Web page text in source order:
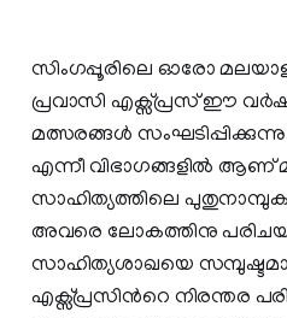
സിംഗപ്പൂരിലെ ഓരോ
പ്രവാസി എക്സ്പ്രസ് ഈ
മത്സരങ്ങള്‍
എന്നീ വിഭാഗങ്ങളില്‍ ആണ്
സാഹിത്യത്തിലെ
അവരെ ലോകത്തിനു
സാഹിത്യശാഖയെ
എക്സ്പ്രസിന്‍റെ നിരന്തര